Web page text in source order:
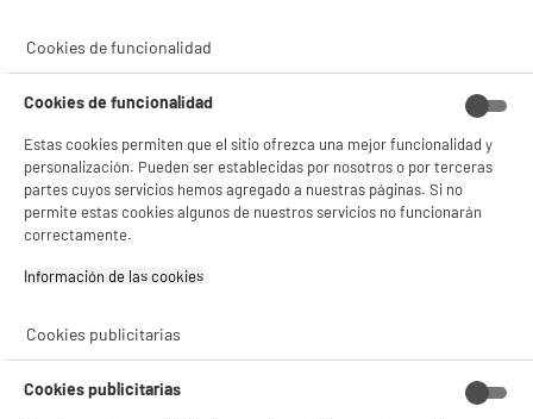
5 TIENDAS A TU SERVICIO
Cookies de funcionalidad
Cookies de funcionalidad
Estas cookies permiten que el sitio ofrezca una mejor funcionalidad y
personalización. Pueden ser establecidas por nosotros o por terceras
partes cuyos servicios hemos agregado a nuestras páginas. Si no
permite estas cookies algunos de nuestros servicios no funcionarán
correctamente.
Información de las cookies‎
Cookies publicitarias
Cookies publicitarias